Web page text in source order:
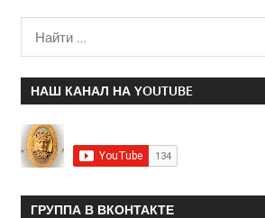
НАШ КАНАЛ НА YOUTUBE
ГРУППА В ВКОНТАКТЕ